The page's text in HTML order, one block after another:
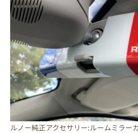
ルノー純正アクセサリー:ルームミラー